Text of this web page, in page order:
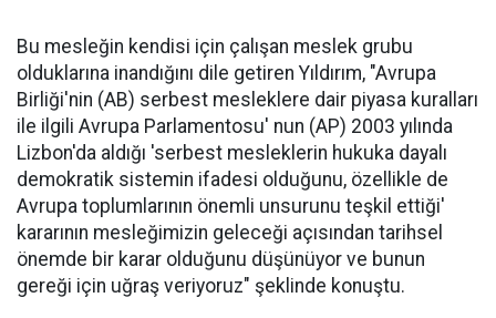
Bu mesleğin kendisi için çalışan meslek grubu
olduklarına inandığını dile getiren Yıldırım, "Avrupa
Birliği'nin (AB) serbest mesleklere dair piyasa kuralları
ile ilgili Avrupa Parlamentosu' nun (AP) 2003 yılında
Lizbon'da aldığı 'serbest mesleklerin hukuka dayalı
demokratik sistemin ifadesi olduğunu, özellikle de
Avrupa toplumlarının önemli unsurunu teşkil ettiği'
kararının mesleğimizin geleceği açısından tarihsel
önemde bir karar olduğunu düşünüyor ve bunun
gereği için uğraş veriyoruz" şeklinde konuştu.